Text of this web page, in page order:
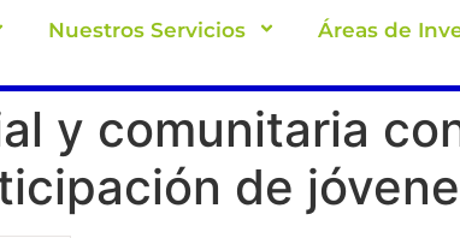
Nuestros Servicios Áreas de
y comunitaria
de